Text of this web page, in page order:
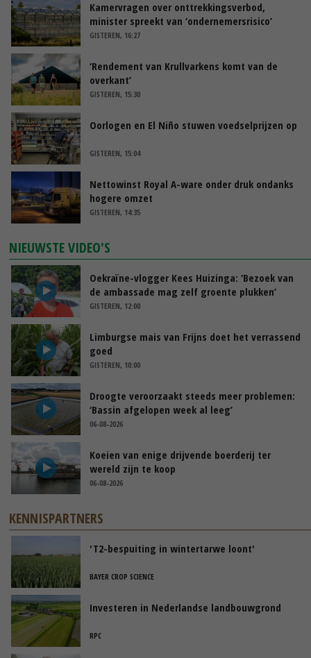
Kamervragen over onttrekkingsverbod,
minister spreekt van ‘ondernemersrisico’
GISTEREN, 16:27
‘Rendement van Krullvarkens komt van de
overkant’
GISTEREN, 15:30
Oorlogen en El Niño stuwen voedselprijzen op
GISTEREN, 15:04
Nettowinst Royal A-ware onder druk ondanks
hogere omzet
GISTEREN, 14:35
NIEUWSTE VIDEO'S
Oekraïne-vlogger Kees Huizinga: ‘Bezoek van
de ambassade mag zelf groente plukken’
GISTEREN, 12:00
Limburgse mais van Frijns doet het verrassend
goed
GISTEREN, 10:00
Droogte veroorzaakt steeds meer problemen:
‘Bassin afgelopen week al leeg’
06-08-2026
Koeien van enige drijvende boerderij ter
wereld zijn te koop
06-08-2026
KENNISPARTNERS
'T2-bespuiting in wintertarwe loont'
BAYER CROP SCIENCE
Investeren in Nederlandse landbouwgrond
RPC